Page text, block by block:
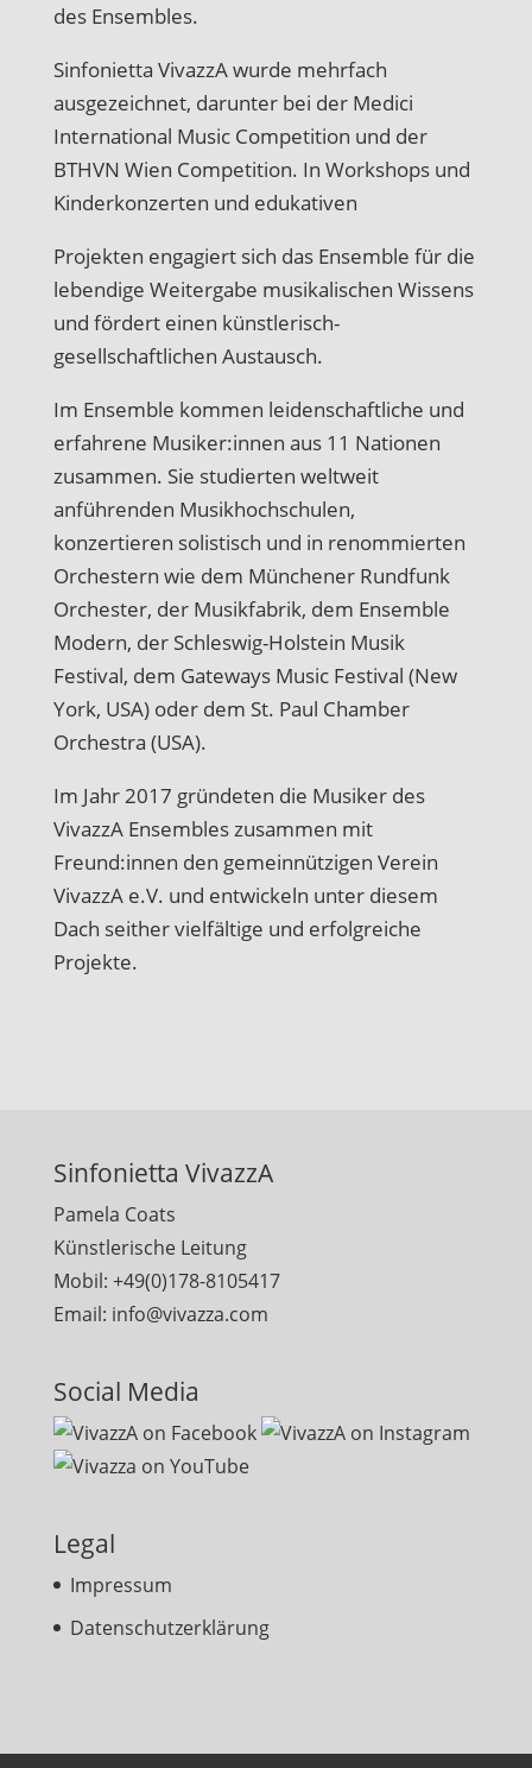
des Ensembles.
Sinfonietta VivazzA wurde mehrfach
ausgezeichnet, darunter bei der Medici
International Music Competition und der
BTHVN Wien Competition. In Workshops und
Kinderkonzerten und edukativen
Projekten engagiert sich das Ensemble für die
lebendige Weitergabe musikalischen Wissens
und fördert einen künstlerisch-
gesellschaftlichen Austausch.
Im Ensemble kommen leidenschaftliche und
erfahrene Musiker:innen aus 11 Nationen
zusammen. Sie studierten weltweit
anführenden Musikhochschulen,
konzertieren solistisch und in renommierten
Orchestern wie dem Münchener Rundfunk
Orchester, der Musikfabrik, dem Ensemble
Modern, der Schleswig-Holstein Musik
Festival, dem Gateways Music Festival (New
York, USA) oder dem St. Paul Chamber
Orchestra (USA).
Im Jahr 2017 gründeten die Musiker des
VivazzA Ensembles zusammen mit
Freund:innen den gemeinnützigen Verein
VivazzA e.V. und entwickeln unter diesem
Dach seither vielfältige und erfolgreiche
Projekte.
Sinfonietta VivazzA
Pamela Coats
Künstlerische Leitung
Mobil: +49(0)178-8105417
Email: info@vivazza.com
Social Media
Legal
Impressum
Datenschutzerklärung